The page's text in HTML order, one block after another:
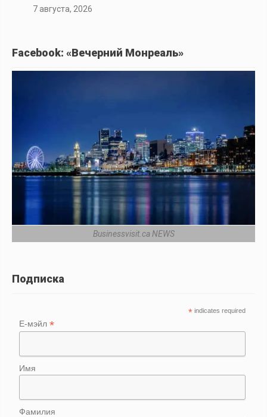
7 августа, 2026
Facebook: «Вечерний Монреаль»
Businessvisit.ca NEWS
Подписка
* indicates required
Е-мэйл*
Имя
Фамилия